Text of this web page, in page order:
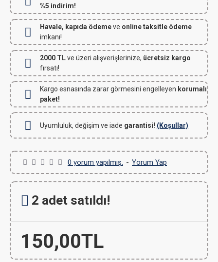
%5 indirim!
Havale, kapıda ödemeve online taksitle ödeme
imkanı!
2000 TLve üzeri alışverişlerinize, ücretsiz kargo
fırsatı!
Kargo esnasında zarar görmesini engelleyen korumalı
paket!
Uyumluluk, değişim ve iade garantisi! (Koşullar)
0 yorum yapılmış. - Yorum Yap
150,00TL
2 adet satıldı!